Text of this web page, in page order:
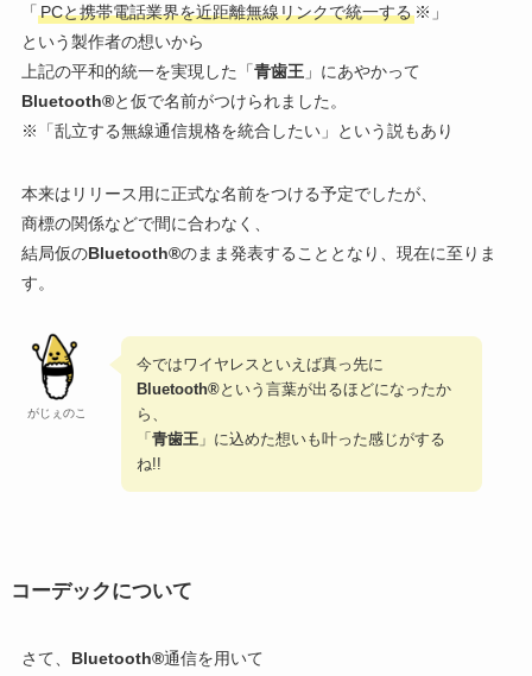
「 PCと携帯電話業界を近距離無線リンクで統一する※」
という製作者の想いから
上記の平和的統一を実現した「青歯王」にあやかって
Bluetooth®と仮で名前がつけられました。
※「乱立する無線通信規格を統合したい」という説もあり
本来はリリース用に正式な名前をつける予定でしたが、
商標の関係などで間に合わなく、
結局仮のBluetooth®のまま発表することとなり、現在に至りま
す。
がじぇのこ
今ではワイヤレスといえば真っ先に
Bluetooth®という言葉が出るほどになったか
ら、
「青歯王 」に込めた想いも叶った感じがする
ね!!
コーデックについて
さて、 Bluetooth®通信を用いて